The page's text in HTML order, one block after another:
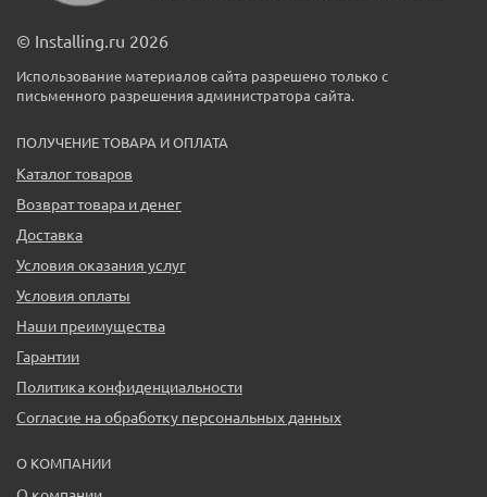
© Installing.ru 2026
Использование материалов сайта разрешено только с
письменного разрешения администратора сайта.
ПОЛУЧЕНИЕ ТОВАРА И ОПЛАТА
Каталог товаров
Возврат товара и денег
Доставка
Условия оказания услуг
Условия оплаты
Наши преимущества
Гарантии
Политика конфиденциальности
Согласие на обработку персональных данных
О КОМПАНИИ